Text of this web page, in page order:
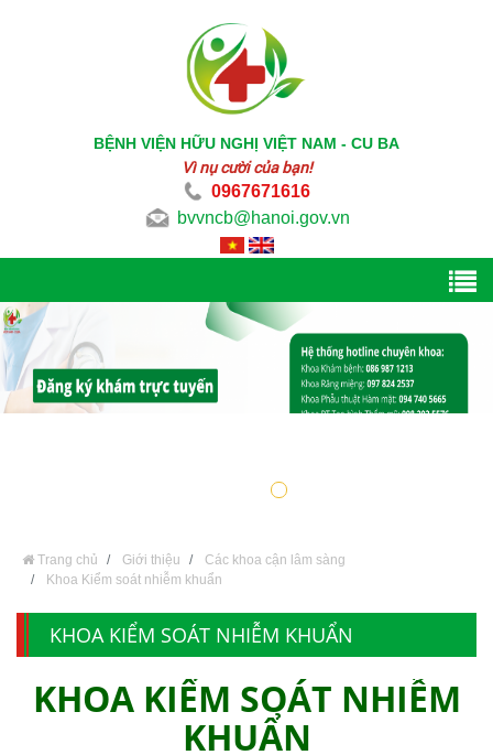
BỆNH VIỆN HỮU NGHỊ VIỆT NAM - CU BA
Vì nụ cười của bạn!
0967671616
bvvncb@hanoi.gov.vn
Trang chủ Giới thiệu
Các khoa cận lâm sàng
Khoa Kiểm soát nhiễm khuẩn
KHOA KIỂM SOÁT NHIỄM KHUẨN
KHOA KIỂM SOÁT NHIỄM
KHUẨN